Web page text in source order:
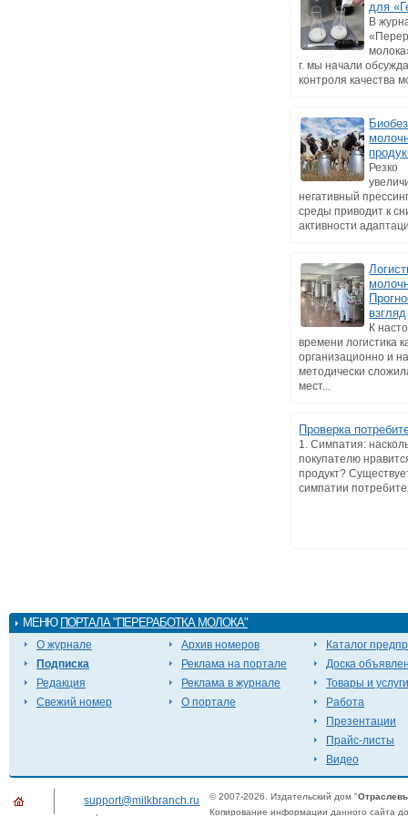
для
В
г. мы начали
контроля качества
Резко
негативный
среды приводит к
активности
взгляд
К
времени логистика
организационно и
методически
мест...
Проверка
1. Симпатия:
покупателю
продукт?
симпатии
МЕНЮ ПОРТАЛА "ПЕРЕРАБОТКА МОЛОКА"
О журнале
Подписка
Редакция
Свежий номер
Архив номеров
Реклама на портале
Реклама в журнале
О портале
Каталог
Доска
Товары и услуги
Работа
Презентации
Прайс-листы
Видео
support@milkbranch.ru © 2007-2026. Издательский дом "
Копирование информации данного сайта